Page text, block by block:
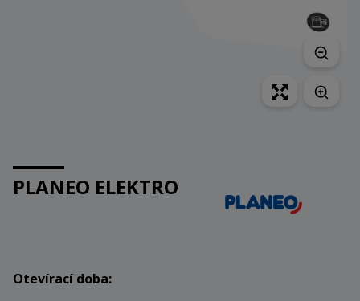
PLANEO ELEKTRO
Otevírací doba: